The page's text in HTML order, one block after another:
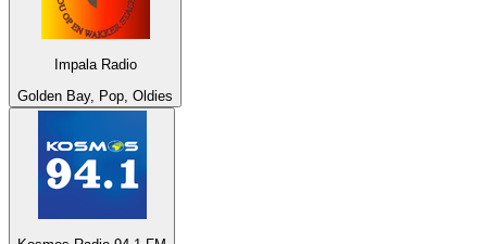
Impala Radio
Golden Bay, Pop, Oldies